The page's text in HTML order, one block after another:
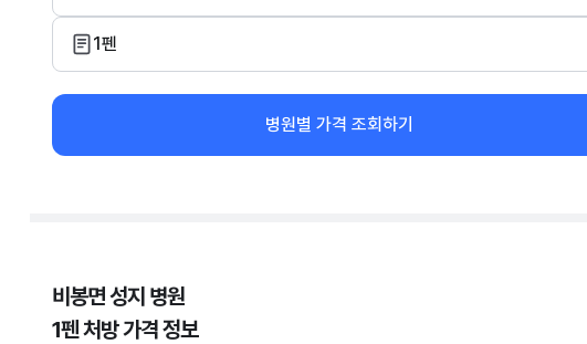
1펜
병원별 가격 조회하기
비봉면 성지 병원
1펜 처방 가격 정보